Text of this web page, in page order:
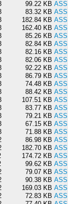
99.22 KB
83.32 KB
182.84 KB
162.40 KB
85.26 KB
82.84 KB
82.16 KB
82.06 KB
92.22 KB
86.79 KB
74.48 KB
88.42 KB
107.51 KB
83.77 KB
79.21 KB
67.15 KB
71.88 KB
86.98 KB
182.70 KB
174.72 KB
99.62 KB
79.07 KB
90.38 KB
169.03 KB
72.83 KB